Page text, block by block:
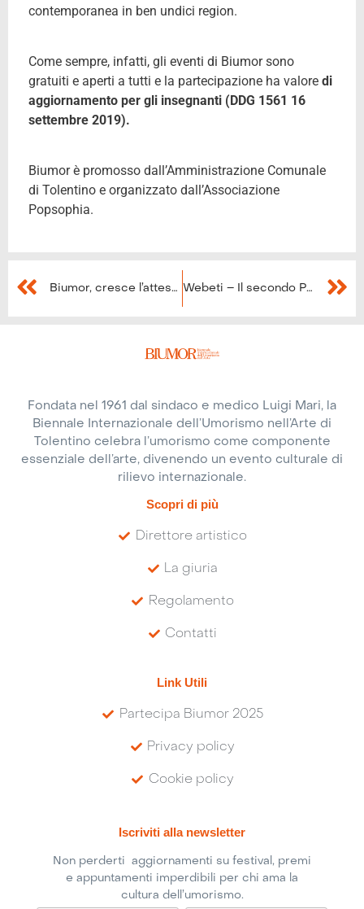
contemporanea in ben undici region.
Come sempre, infatti, gli eventi di Biumor sono
gratuiti e aperti a tutti e la partecipazione ha valore di
aggiornamento per gli insegnanti (DDG 1561 16
settembre 2019).
Biumor è promosso dall’Amministrazione Comunale
di Tolentino e organizzato dall’Associazione
Popsophia.
Biumor, cresce l’attesa: 18 filosofi a confronto sulla stupidità Webeti – Il secondo Philoshow di Biumor 2020
Fondata nel 1961 dal sindaco e medico Luigi Mari, la
Biennale Internazionale dell’Umorismo nell’Arte di
Tolentino celebra l’umorismo come componente
essenziale dell’arte, divenendo un evento culturale di
rilievo internazionale.
Scopri di più
Direttore artistico
La giuria
Regolamento
Contatti
Link Utili
Partecipa Biumor 2025
Privacy policy
Cookie policy
Iscriviti alla newsletter
Non perderti aggiornamenti su festival, premi
e appuntamenti imperdibili per chi ama la
cultura dell’umorismo.